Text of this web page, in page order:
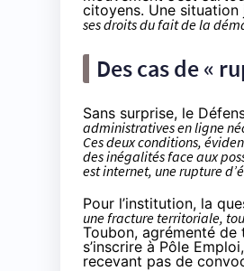
citoyens. Une situation
ses droits du fait de la
Des cas de «
Sans surprise, le
administratives en ligne
Ces deux conditions,
des inégalités face aux
est internet, une rupture
Pour l’institution, la
une fracture territoriale,
Toubon, agrémenté
s’inscrire à Pôle
recevant pas de